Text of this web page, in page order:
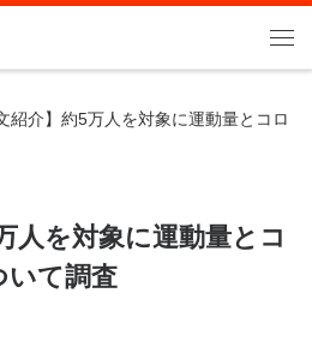
紹介】約5万人を対象に運動量とコロ
人を対象に運動量とコ
いて調査